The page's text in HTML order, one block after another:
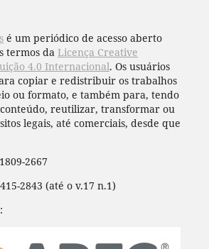
é um periódico de acesso aberto
termos da Licença Creative
4.0 Internacional. Os usuários
copiar e redistribuir os trabalhos
ou formato, e também para, tendo
conteúdo, reutilizar, transformar ou
legais, até comerciais, desde que
2667
2843 (até o v.17 n.1)